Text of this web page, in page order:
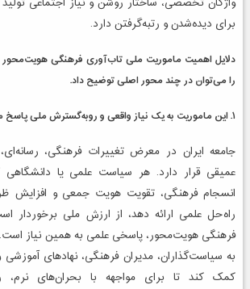
برای دیده‌شدن و رتبه‌گرفتن دارد.
دلایل اهمیت ماموریت ملی تاب‌آوری فرهنگی
را می‌توان در چند محور اصلی توضیح داد.
۱. این ماموریت به یک نیاز واقعی و رو‌به‌گسترش ملی پاسخ می‌دهد
جامعه ایران در معرض تغییرات فرهنگی،
عمیقی قرار دارد. هر سیاست علمی یا دانشگاهی
انسجام فرهنگی، تقویت هویت جمعی و افزایش
راه‌حل علمی ارائه دهد، از ارزش ملی برخوردار
فرهنگی هویت‌محور، پاسخی علمی به همین نیاز است.
به سیاست‌گذاران، مدیران فرهنگی، نهادهای
کمک کند تا برای مواجهه با بحران‌های نرم،